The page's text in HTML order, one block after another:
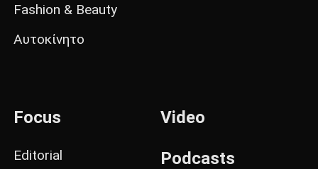
Fashion & Beauty
Αυτοκίνητο
Focus
Editorial
Video
Podcasts